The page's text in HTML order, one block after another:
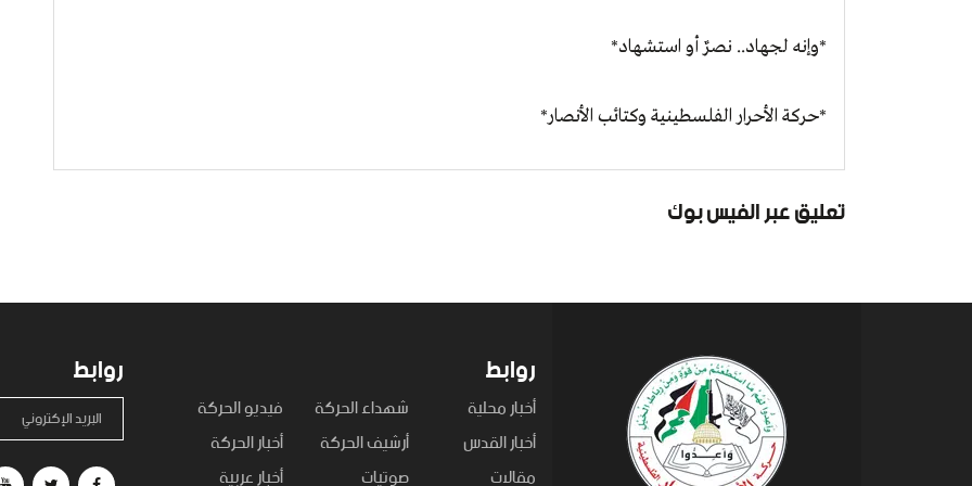
*وإنه لجهاد.. نصرٌ أو استشهاد*
*حركة الأحرار الفلسطينية وكتائب الأنصار*
تعليق عبر الفيس بوك
روابط
أخبار محلية شهداء الحركة
فيديو الحركة
أخبار القدس
أرشيف الحركة
أخبار الحركة
مقالات
صوتيات أخبار عربية
روابط
البريد الإكتروني